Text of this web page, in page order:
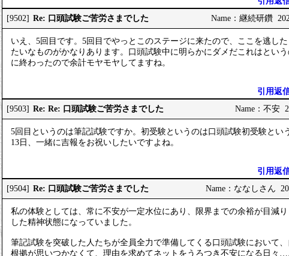
[9502] Re: 口頭試験ご苦労さまでした Name：継続研鑽
いえ、5回目です。5回目でやっとこのステージに来たので、ここを逃し
たいなものがかなりあります。口頭試験中に明らかにダメだこれはとい
に終わったので余計モヤモヤしてますね。
引用返
[9503] Re: Re: 口頭試験ご苦労さまでした Name：不安
5回目というのは筆記試験ですか。初受験というのは口頭試験初受験とい
13日、一緒に吉報をお祝いしたいですよね。
引用返
[9504] Re: 口頭試験ご苦労さまでした Name：ななしさん
私の体験としては、常に不安が一定水位にあり、限界までの余裕が目減
した精神状態になっていました。
筆記試験を突破した人たちが全員全力で準備してくる口頭試験において
根拠が思いつかなくて、理由を求めてネットをうろつき不安になる日々…